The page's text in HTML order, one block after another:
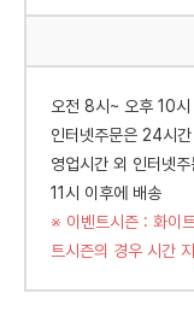
오전 8시~ 오후 10시
인터넷주문은 24시
영업시간 외 인터넷
11시 이후에 배송
※ 이벤트시즌 : 화이
트시즌의 경우 시간